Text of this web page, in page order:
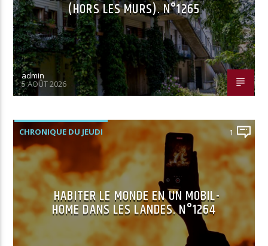
(HORS LES MURS). N°1265
admin
5 AOÛT 2026
CHRONIQUE DU JEUDI 1
HABITER LE MONDE EN UN MOBIL-
HOME DANS LES LANDES. N°1264